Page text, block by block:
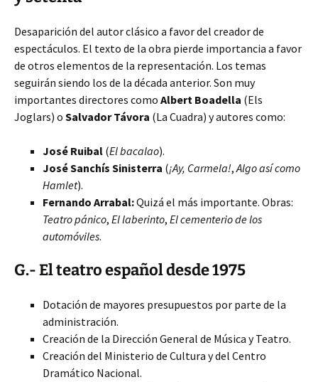
Desaparición del autor clásico a favor del creador de
espectáculos. El texto de la obra pierde importancia a favor
de otros elementos de la representación. Los temas
seguirán siendo los de la década anterior. Son muy
importantes directores como Albert Boadella (Els
Joglars) o Salvador Távora (La Cuadra) y autores como:
José Ruibal (El bacalao).
José Sanchís Sinisterra (¡Ay, Carmela!,Algo así como
Hamlet).
Fernando Arrabal:Quizá el más importante. Obras:
Teatro pánico, El laberinto, El cementerio de los
automóviles.
G.- El teatro español desde 1975
Dotación de mayores presupuestos por parte de la
administración.
Creación de la Dirección General de Música y Teatro.
Creación del Ministerio de Cultura y del Centro
Dramático Nacional.